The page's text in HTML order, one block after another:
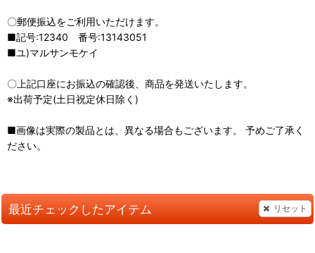
〇郵便振込をご利用いただけます。
■記号:12340 番号:13143051
■ユ)マルサンモケイ
〇上記口座にお振込の確認後、商品を発送いたします。
※出荷予定(土日祝定休日除く)
■画像は実際の製品とは、異なる場合もございます。 予めご了承く
ださい。
最近チェックしたアイテム リセット